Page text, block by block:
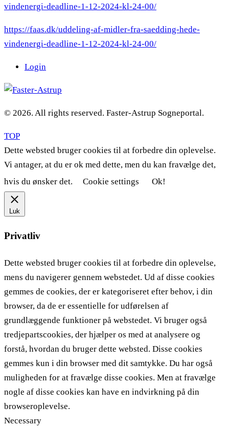
vindenergi-deadline-1-12-2024-kl-24-00/
https://faas.dk/uddeling-af-midler-fra-saedding-hede-
vindenergi-deadline-1-12-2024-kl-24-00/
Login
© 2026. All rights reserved. Faster-Astrup Sogneportal.
TOP
Dette websted bruger cookies til at forbedre din oplevelse.
Vi antager, at du er ok med dette, men du kan fravælge det,
hvis du ønsker det.
Cookie settings Ok!
Luk
Privatliv
Dette websted bruger cookies til at forbedre din oplevelse,
mens du navigerer gennem webstedet. Ud af disse cookies
gemmes de cookies, der er kategoriseret efter behov, i din
browser, da de er essentielle for udførelsen af ​​
grundlæggende funktioner på webstedet. Vi bruger også
tredjepartscookies, der hjælper os med at analysere og
forstå, hvordan du bruger dette websted. Disse cookies
gemmes kun i din browser med dit samtykke. Du har også
muligheden for at fravælge disse cookies. Men at fravælge
nogle af disse cookies kan have en indvirkning på din
browseroplevelse.
Necessary